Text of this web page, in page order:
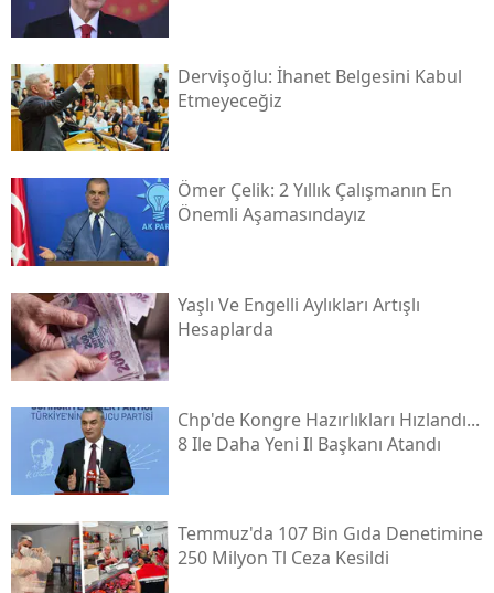
Dervişoğlu: İhanet Belgesini Kabul
Etmeyeceğiz
Ömer Çelik: 2 Yıllık Çalışmanın En
Önemli Aşamasındayız
Yaşlı Ve Engelli Aylıkları Artışlı
Hesaplarda
Chp'de Kongre Hazırlıkları Hızlandı...
8 Ile Daha Yeni Il Başkanı Atandı
Temmuz'da 107 Bin Gıda Denetimine
250 Milyon Tl Ceza Kesildi